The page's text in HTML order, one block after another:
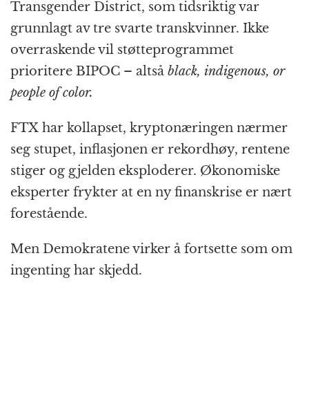
Transgender District, som tidsriktig var
grunnlagt av tre svarte transkvinner. Ikke
overraskende vil støtteprogrammet
prioritere BIPOC – altså black, indigenous, or
people of color.
FTX har kollapset, kryptonæringen nærmer
seg stupet, inflasjonen er rekordhøy, rentene
stiger og gjelden eksploderer. Økonomiske
eksperter frykter at en ny finanskrise er nært
forestående.
Men Demokratene virker å fortsette som om
ingenting har skjedd.